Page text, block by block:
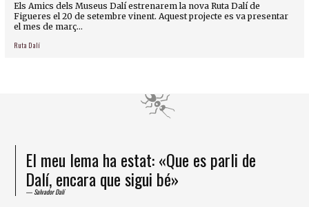
Els Amics dels Museus Dalí estrenarem la nova Ruta Dalí de
Figueres el 20 de setembre vinent. Aquest projecte es va presentar
el mes de març...
Ruta Dalí
El meu lema ha estat: «Que es parli de
Dalí, encara que sigui bé»
Salvador Dalí